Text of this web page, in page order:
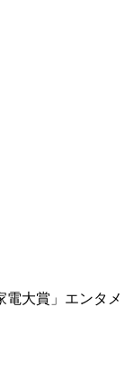
電大賞」エンタメ